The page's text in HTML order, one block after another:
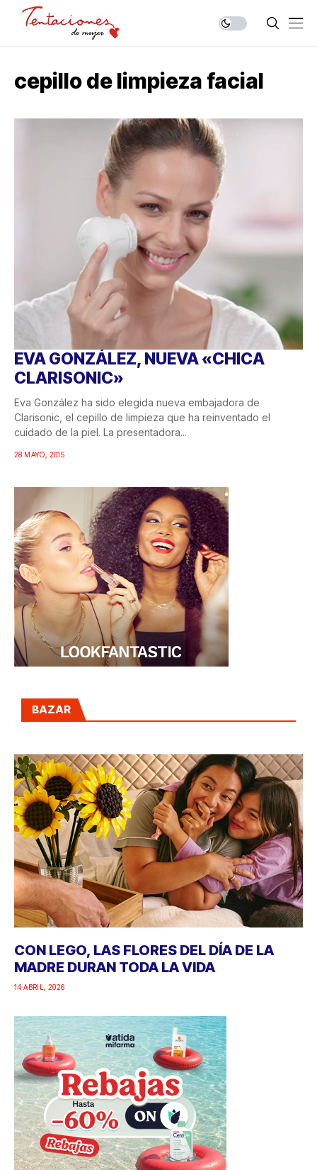
cepillo de limpieza facial
EVA GONZÁLEZ, NUEVA «CHICA
CLARISONIC»
Eva González ha sido elegida nueva embajadora de
Clarisonic, el cepillo de limpieza que ha reinventado el
cuidado de la piel. La presentadora...
28 MAYO, 2015
BAZAR
CON LEGO, LAS FLORES DEL DÍA DE LA
MADRE DURAN TODA LA VIDA
14 ABRIL, 2026